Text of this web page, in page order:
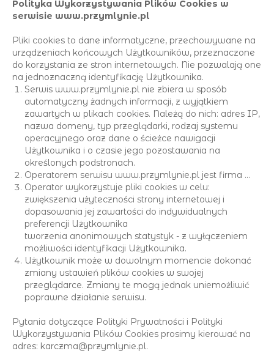
Polityka Wykorzystywania Plików Cookies w
serwisie www.przymlynie.pl
Pliki cookies to dane informatyczne, przechowywane na
urządzeniach końcowych Użytkowników, przeznaczone
do korzystania ze stron internetowych. Nie pozwalają one
na jednoznaczną identyfikację Użytkownika.
Serwis www.przymlynie.pl nie zbiera w sposób
automatyczny żadnych informacji, z wyjątkiem
zawartych w plikach cookies. Należą do nich: adres IP,
nazwa domeny, typ przeglądarki, rodzaj systemu
operacyjnego oraz dane o ścieżce nawigacji
Użytkownika i o czasie jego pozostawania na
określonych podstronach.
Operatorem serwisu www.przymlynie.pl jest firma ...
Operator wykorzystuje pliki cookies w celu:
zwiększenia użyteczności strony internetowej i
dopasowania jej zawartości do indywidualnych
preferencji Użytkownika
tworzenia anonimowych statystyk - z wyłączeniem
możliwości identyfikacji Użytkownika.
Użytkownik może w dowolnym momencie dokonać
zmiany ustawień plików cookies w swojej
przeglądarce. Zmiany te mogą jednak uniemożliwić
poprawne działanie serwisu.
Pytania dotyczące Polityki Prywatności i Polityki
Wykorzystywania Plików Cookies prosimy kierować na
adres: karczma@przymlynie.pl.